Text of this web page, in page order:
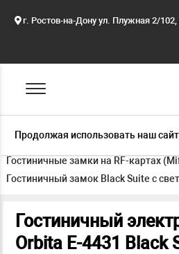
г. Ростов-на-Дону ул. Плужная 2/102,
Продолжая использовать наш
Главная
Гостиничные замки на RF-картах
Гостиничный замок Black Suite с
Гостиничный
Orbita E-4431 Black